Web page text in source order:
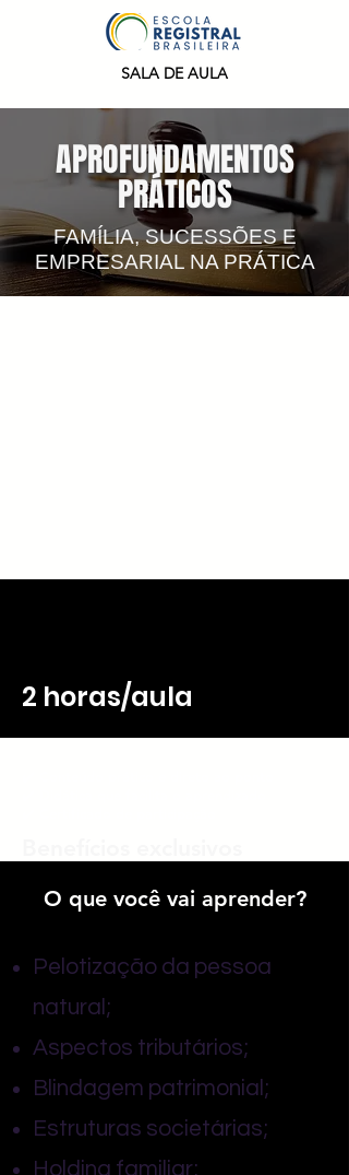
SALA DE AULA
APROFUNDAMENTOS
PRÁTICOS
FAMÍLIA, SUCESSÕES E
EMPRESARIAL NA PRÁTICA
2 horas/aula
O que você vai aprender?
Pelotização da pessoa
natural;
Aspectos tributários;
Blindagem patrimonial;
Estruturas societárias;
Holding familiar;